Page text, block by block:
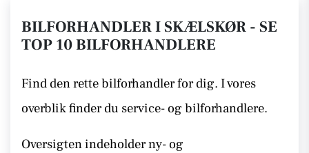
BILFORHANDLER I SKÆLSKØR - SE
TOP 10 BILFORHANDLERE
Find den rette bilforhandler for dig. I vores
overblik finder du service- og bilforhandlere.
Oversigten indeholder ny- og